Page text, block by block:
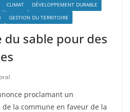
CLIMAT
DÉVELOPPEMENT DURABLE
GESTION DU TERRITOIRE
du sable pour des
proclamant un
la commune en faveur de la